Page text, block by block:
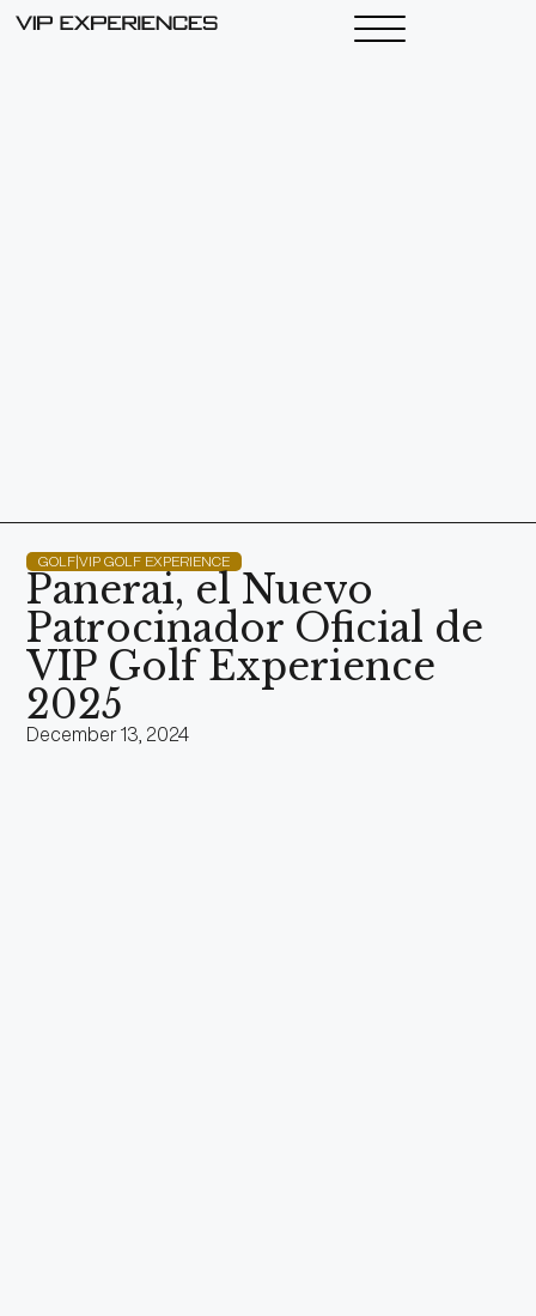
GOLF|VIP GOLF EXPERIENCE
Panerai, el Nuevo
Patrocinador Oficial de
VIP Golf Experience
2025
December 13, 2024